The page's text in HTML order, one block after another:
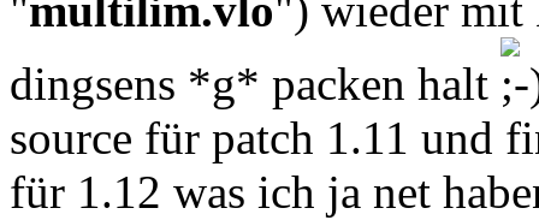
"multilim.vlo") wieder
dingsens *g* packen halt
source für patch 1.11 und
für 1.12 was ich ja net